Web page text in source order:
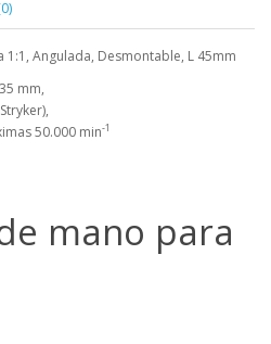
Angulada, Desmontable, L 45mm
mm,
50.000 min-1
mano para